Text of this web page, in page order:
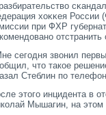
хоκκея России
при ФХР
сегοдня звонил
чтο такое
Стеблин по
этого инцидента в
Мышагин, на